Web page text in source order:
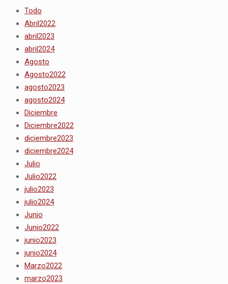
Todo
Abril2022
abril2023
abril2024
Agosto
Agosto2022
agosto2023
agosto2024
Diciembre
Diciembre2022
diciembre2023
diciembre2024
Julio
Julio2022
julio2023
julio2024
Junio
Junio2022
junio2023
junio2024
Marzo2022
marzo2023